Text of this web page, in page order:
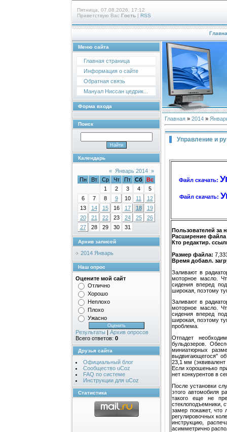
Пятница, 07.08.2026, 17:12
Приветствую Вас Гость | RSS
Меню сайта
Главная страница
Информация о сайте
Обратная связь
Мануал Ниссан цедрик...
Форма входа
Поиск
Календарь
« Январь 2014 »
Пн
Вт Ср Чт Пт Сб
Вс
1
2 3 4
5
6
7 8 9 10 11
12
13
14 15 16 17 18
19
20
21 22 23 24 25
26
27
28 29 30 31
Архив записей
2014 Январь
Наш опрос
Оцените мой сайт
Отлично
Хорошо
Неплохо
Плохо
Ужасно
Результаты | Архив опросов
Всего ответов: 0
Друзья сайта
Официальный блог
Сообщество uCoz
FAQ по системе
Инструкции для uCoz
Статистика
Главная » 2014 »
Управление и
Файл скачать:
Файл скачать:
Пользователей за
Расширение
Кто редактир.
Размер файла:
Время добавл.
Заливают в
моторное масло.
сидения вперед
широкая, поэтому
Заливают в
моторное масло.
сидения вперед
широкая, поэтому
проблема.
Отпадет
бульдозеров.
миниатюрных
выдвигающегося"
23,1 мм
Если хорошенько
нет конкурентов в
После установки
этого автомобиля
такого еще не
стеклоподъемники,
замер покажет, что
регулировочных
инструкцию,
асимметрично